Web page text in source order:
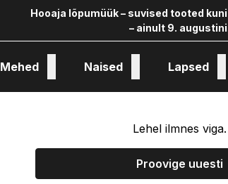
Hooaja lõpumüük – suvised tooted
– ainult 9.
Mehed Naised Lapsed
Lehel ilmnes viga.
Proovige uuesti